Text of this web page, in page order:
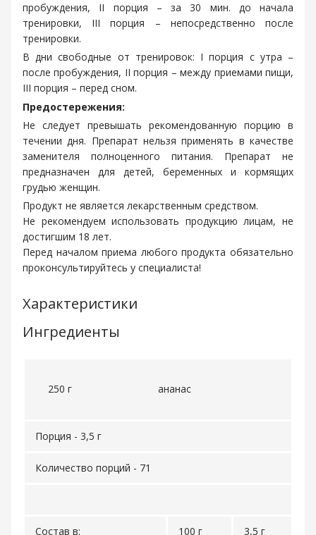
пробуждения, II порция – за 30 мин. до начала
тренировки, III порция – непосредственно после
тренировки.
В дни свободные от тренировок: I порция с утра –
после пробуждения, II порция – между приемами пищи,
III порция – перед сном.
Предостережения:
Не следует превышать рекомендованную порцию в
течении дня. Препарат нельзя применять в качестве
заменителя полноценного питания. Препарат не
предназначен для детей, беременных и кормящих
грудью женщин.
Продукт не является лекарственным средством.
Не рекомендуем использовать продукцию лицам, не
достигшим 18 лет.
Перед началом приема любого продукта обязательно
проконсультируйтесь у специалиста!
Характеристики
Ингредиенты
250 г ананас
Порция - 3,5 г
Количество порций - 71
Состав в: 100 г 3,5 г